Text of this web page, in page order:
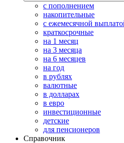
с пополнением
накопительные
с ежемесячной
краткосрочные
на 1 месяц
на 3 месяца
на 6 месяцев
на год
в рублях
валютные
в долларах
в евро
инвестиционные
детские
для пенсионеров
Справочник